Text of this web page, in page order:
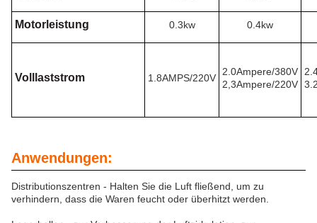
Motorleistung 0.3kw 0.4kw
Volllaststrom 1.8AMPS/220V
2.0Ampere/380V
2,3Ampere/220V
Anwendungen:
Distributionszentren - Halten Sie die Luft fließend, um zu
verhindern, dass die Waren feucht oder überhitzt werden.